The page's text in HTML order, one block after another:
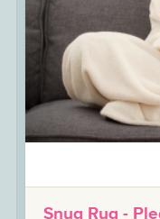
Snug Rug -